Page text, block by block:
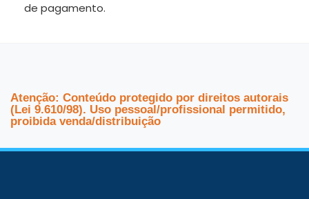
de pagamento.
Atenção: Conteúdo protegido por direitos autorais
(Lei 9.610/98). Uso pessoal/profissional permitido,
proibida venda/distribuição